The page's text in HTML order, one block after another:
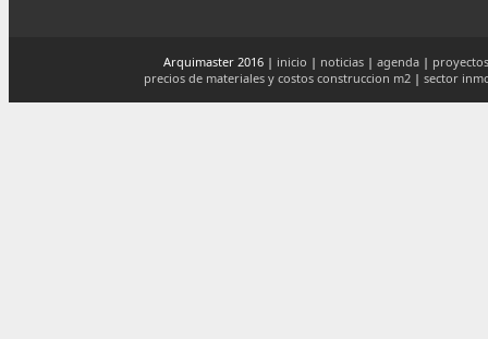
Arquimaster 2016 | inicio | noticias| agenda|
precios de materiales y costos construccion m2 | sector